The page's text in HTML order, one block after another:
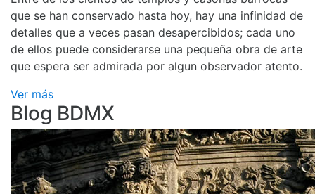
que se han conservado hasta hoy, hay una infinidad de
detalles que a veces pasan desapercibidos; cada uno
de ellos puede considerarse una pequeña obra de arte
que espera ser admirada por algun observador atento.
Ver más
Blog BDMX